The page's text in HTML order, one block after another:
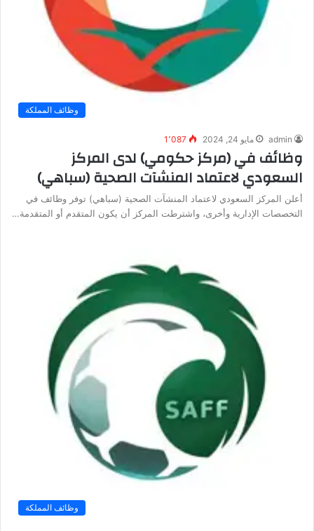
وظائف المملكة
admin مايو 24, 2024 1٬087
وظائف في (مركز حكومي) لدى المركز
السعودي لاعتماد المنشآت الصحية (سباهي)
أعلن المركز السعودي لاعتماد المنشآت الصحية (سباهي) توفر وظائف في
التخصصات الإدارية وأخرى، واشترطت المركز أن يكون المتقدم أو المتقدمة…
وظائف المملكة